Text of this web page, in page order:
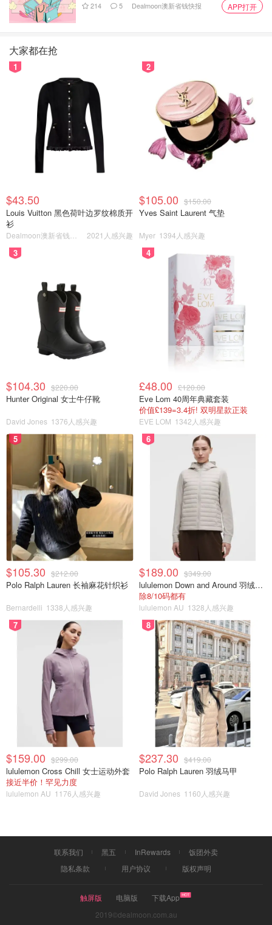
这张可以看出钟塔和普通的层次的区别--钟塔是高出了很多
层的。钟塔这边就是大本钟了。指针可以动，还有个扭轴，
转动可以改变时针位置。
就是这个钟表盘。设计还是很精美的。而且透明零件和表盘
零件特别精致。
214 5 Dealmoon澳新省钱快报 APP打开
大家都在抢
1
$43.50
Louis Vuitton 黑色荷叶边罗纹棉质开
衫
2021人感兴趣
2
$105.00 $150.00
Yves Saint Laurent 气垫
Myer 1394人感兴趣
3
$104.30 $220.00
Hunter Original 女士牛仔靴
David Jones 1376人感兴趣
4
£48.00 £120.00
Eve Lom 40周年典藏套装
价值£139=3.4折! 双明星款正装
EVE LOM 1342人感兴趣
5
$105.30 $212.00
Polo Ralph Lauren 长袖麻花针织衫
Bernardelli 1338人感兴趣
6
$189.00 $349.00
lululemon Down and Around 羽绒夹克
除8/10码都有
lululemon AU 1328人感兴趣
7
$159.00 $299.00
lululemon Cross Chill 女士运动外套
接近半价！罕见力度
lululemon AU 1176人感兴趣
8
$237.30 $419.00
Polo Ralph Lauren 羽绒马甲
David Jones 1160人感兴趣
联系我们 黑五 InRewards
饭团外卖
隐私条款
用户协议 版权声明
触屏版 电脑版
下载App
2019©dealmoon.com.au